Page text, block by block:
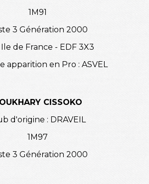
1M91
3 Génération 2000
de France - EDF 3X3
apparition en Pro : ASVEL
CISSOKO
d'origine : DRAVEIL
1M97
3 Génération 2000